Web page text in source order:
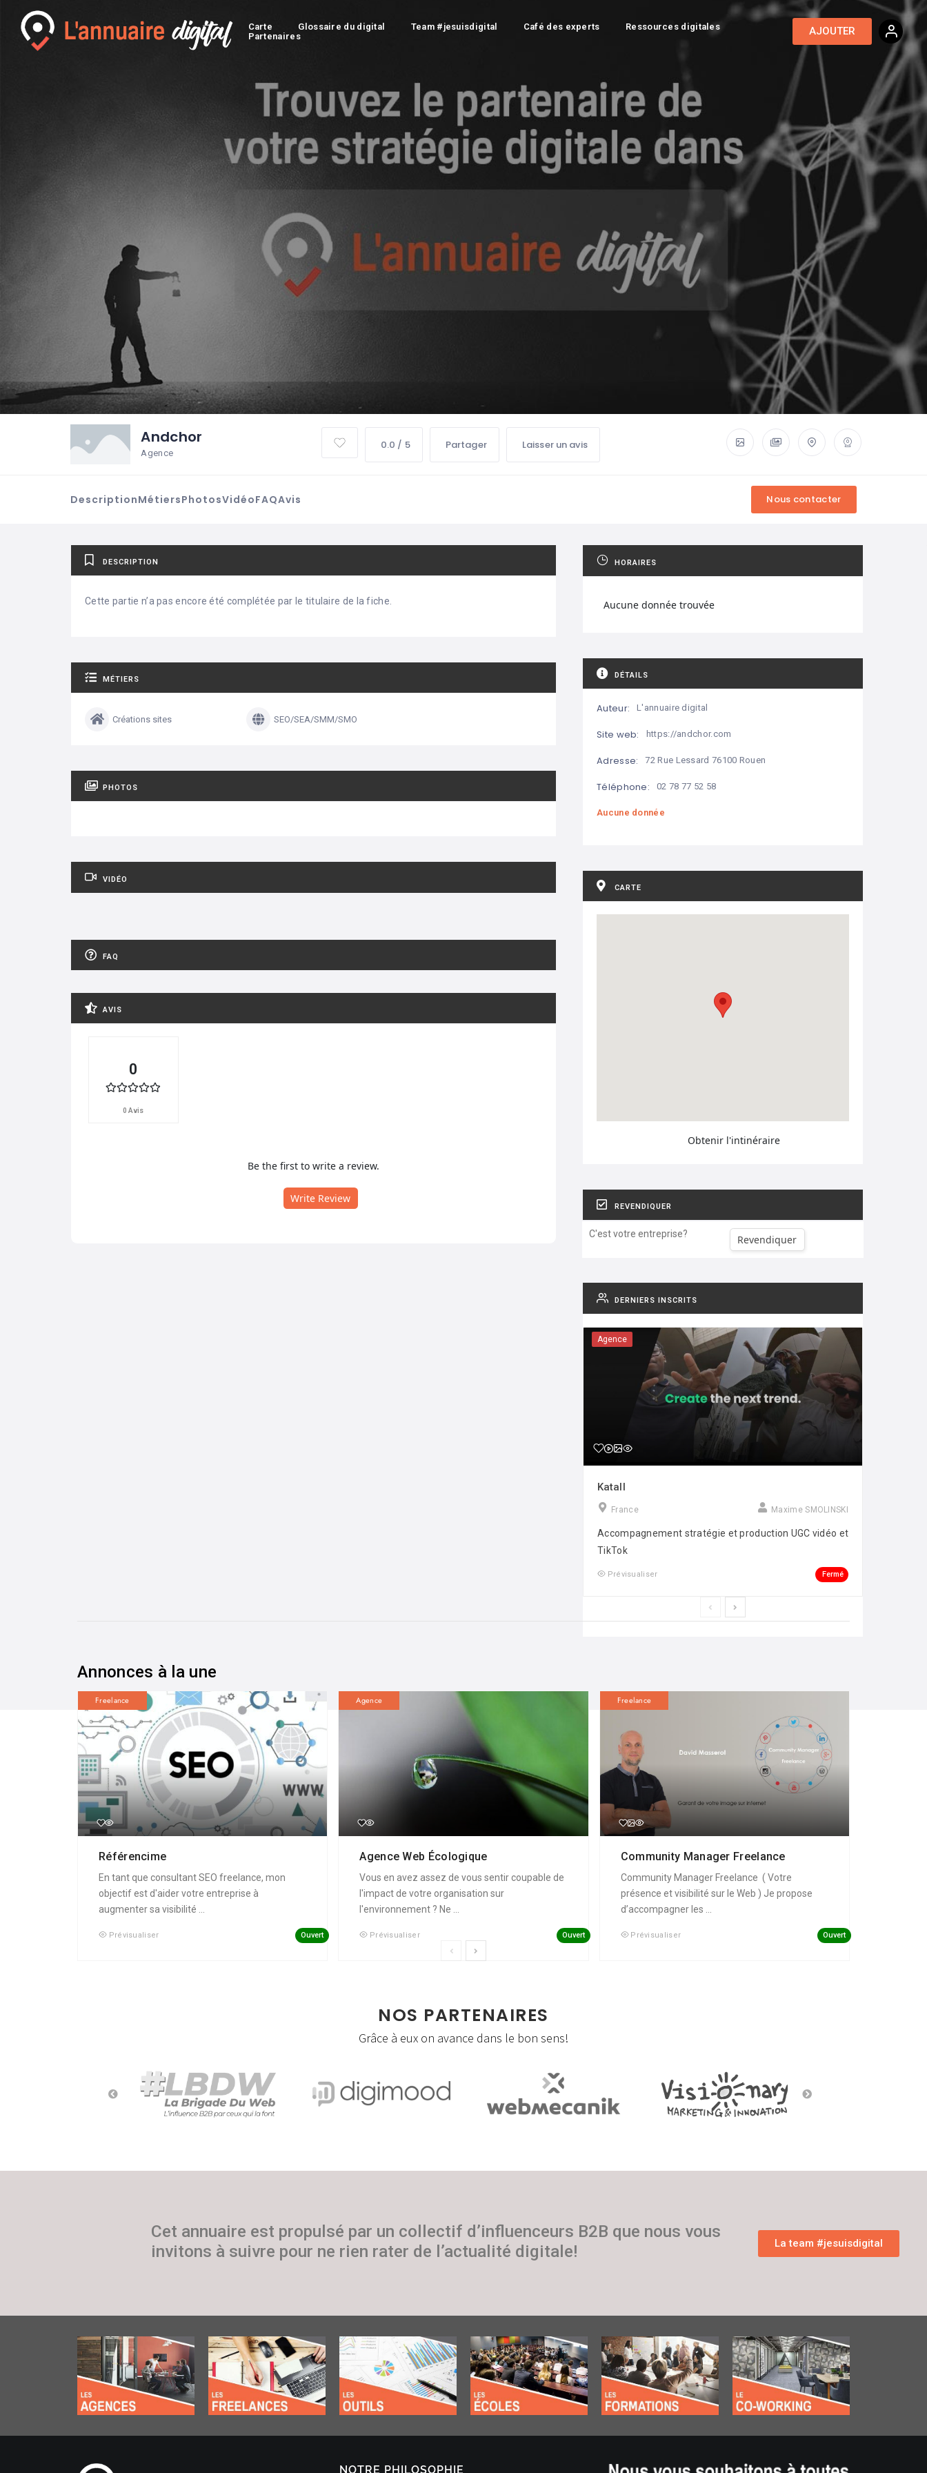
Carte Glossaire du digital Team #jesuisdigital Café des experts
Ressources digitales
Partenaires
AJOUTER
Andchor
Agence
0.0 / 5 Partager Laisser un avis
DescriptionMétiersPhotosVidéoFAQAvis
DESCRIPTION
Cette partie n’a pas encore été complétée par le titulaire de la fiche.
MÉTIERS
Créations sites SEO/SEA/SMM/SMO
PHOTOS
VIDÉO
FAQ
AVIS
0
0 Avis
Be the first to write a review.
Write Review
HORAIRES
Aucune donnée trouvée
DÉTAILS
Auteur: L'annuaire digital
Site web: https://andchor.com
Adresse: 72 Rue Lessard 76100 Rouen
Téléphone: 02 78 77 52 58
Aucune donnée
CARTE
Obtenir l'intinéraire
REVENDIQUER
C'est votre entreprise? Revendiquer
DERNIERS INSCRITS
Agence
Katall
France Maxime SMOLINSKI
Accompagnement stratégie et production UGC vidéo et
TikTok
Prévisualiser Fermé
Annonces à la une
Freelance
Référencime
En tant que consultant SEO freelance, mon
objectif est d'aider votre entreprise à
augmenter sa visibilité ...
Prévisualiser Ouvert
Agence
Agence Web Écologique
Vous en avez assez de vous sentir coupable de
l'impact de votre organisation sur
l'environnement ? Ne ...
Prévisualiser Ouvert
Freelance
Community Manager Freelance
Community Manager Freelance ( Votre
présence et visibilité sur le Web ) Je propose
d’accompagner les ...
Prévisualiser Ouvert
NOS PARTENAIRES
Grâce à eux on avance dans le bon sens!
Cet annuaire est propulsé par un collectif d’influenceurs B2B que nous vous
invitons à suivre pour ne rien rater de l’actualité digitale!
La team #jesuisdigital
NOTRE PHILOSOPHIE